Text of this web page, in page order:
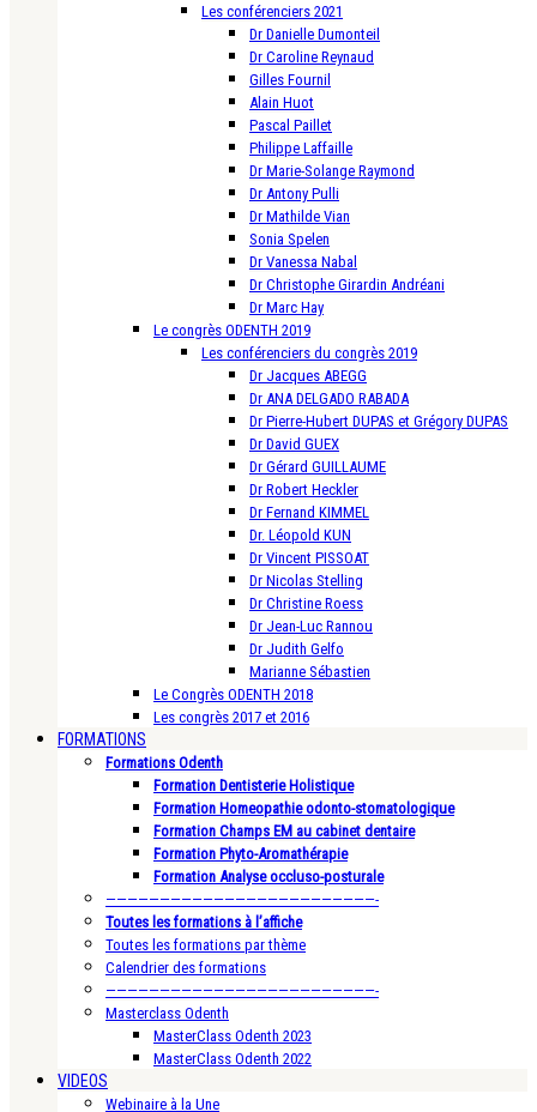
Les conférenciers 2021
Dr Danielle Dumonteil
Dr Caroline Reynaud
Gilles Fournil
Alain Huot
Pascal Paillet
Philippe Laffaille
Dr Marie-Solange Raymond
Dr Antony Pulli
Dr Mathilde Vian
Sonia Spelen
Dr Vanessa Nabal
Dr Christophe Girardin Andréani
Dr Marc Hay
Le congrès ODENTH 2019
Les conférenciers du congrès 2019
Dr Jacques ABEGG
Dr ANA DELGADO RABADA
Dr Pierre-Hubert DUPAS et Grégory DUPAS
Dr David GUEX
Dr Gérard GUILLAUME
Dr Robert Heckler
Dr Fernand KIMMEL
Dr. Léopold KUN
Dr Vincent PISSOAT
Dr Nicolas Stelling
Dr Christine Roess
Dr Jean-Luc Rannou
Dr Judith Gelfo
Marianne Sébastien
Le Congrès ODENTH 2018
Les congrès 2017 et 2016
FORMATIONS
Formations Odenth
Formation Dentisterie Holistique
Formation Homeopathie odonto-stomatologique
Formation Champs EM au cabinet dentaire
Formation Phyto-Aromathérapie
Formation Analyse occluso-posturale
—————————————————————————-
Toutes les formations à l’affiche
Toutes les formations par thème
Calendrier des formations
—————————————————————————-
Masterclass Odenth
MasterClass Odenth 2023
MasterClass Odenth 2022
VIDEOS
Webinaire à la Une